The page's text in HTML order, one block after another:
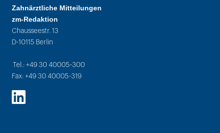
Zahnärztliche Mitteilungen
zm-Redaktion
Chausseestr. 13
D-10115 Berlin
Tel.: +49 30 40005-300
Fax: +49 30 40005-319
LinkedIn